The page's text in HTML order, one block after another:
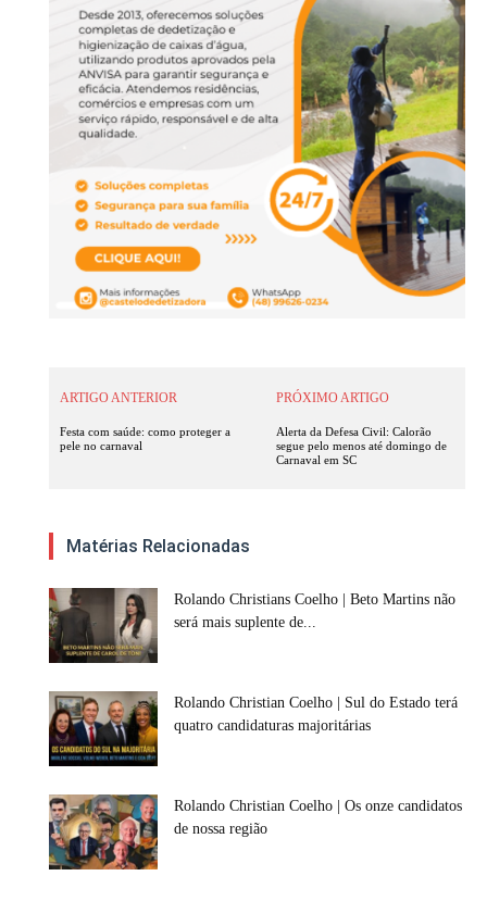
ARTIGO ANTERIOR
Festa com saúde: como proteger a
pele no carnaval
PRÓXIMO ARTIGO
Alerta da Defesa Civil: Calorão
segue pelo menos até domingo de
Carnaval em SC
Matérias Relacionadas
Rolando Christians Coelho | Beto Martins não
será mais suplente de...
Rolando Christian Coelho | Sul do Estado terá
quatro candidaturas majoritárias
Rolando Christian Coelho | Os onze candidatos
de nossa região